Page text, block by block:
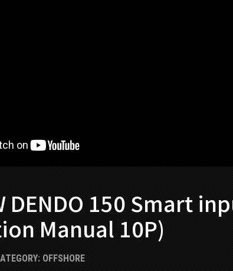
DENDO 150 Smart
Manual 10P)
OFFSHORE